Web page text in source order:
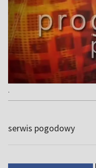
.
serwis pogodowy